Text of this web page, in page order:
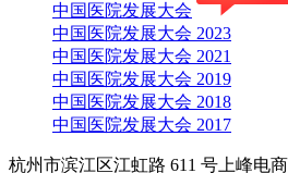
中国医院发展大会
中国医院发展大会 2023
中国医院发展大会 2021
中国医院发展大会 2019
中国医院发展大会 2018
中国医院发展大会 2017
杭州市滨江区江虹路 611 号上峰电